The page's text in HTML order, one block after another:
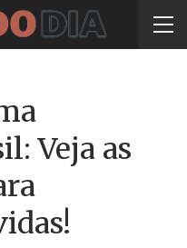
Veja as